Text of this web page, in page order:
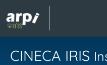
CINECA IRIS